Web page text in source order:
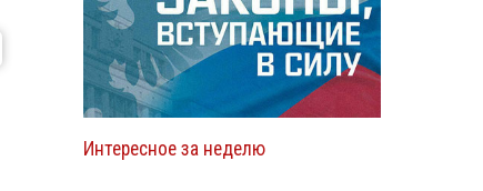
Интересное за неделю